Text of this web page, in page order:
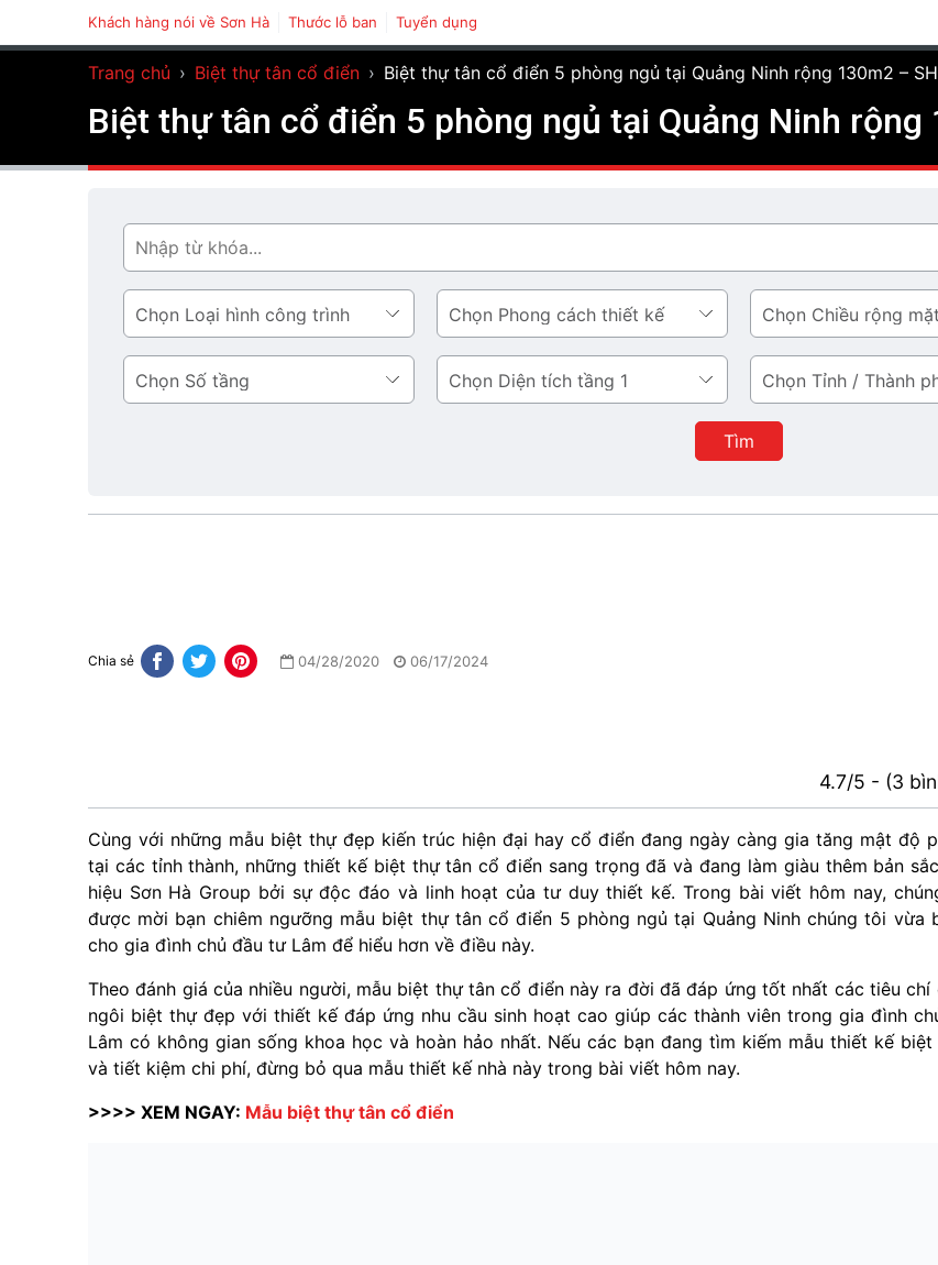
Khách hàng nói về Sơn Hà Thước lỗ ban Tuyển dụng
Trang chủ › Biệt thự tân cổ điển › Biệt thự tân cổ điển 5 phòng ngủ tại Quảng Ninh rộng 130m2 –
Biệt thự tân cổ điển 5 phòng ngủ tại Quảng Ninh rộng
Tìm
Loại
hình
công
trình
Phong
cách
thiết
kế
Chiều
rộng
mặt
tiền
Số
tầng
Diện
tích
Tỉnh
/
Thành
phố
Tìm
Chia sẻ 04/28/2020 06/17/2024
4.7/5 - (3
Cùng với những mẫu biệt thự đẹp kiến trúc hiện đại hay cổ điển đang ngày càng gia tăng mật độ
tại các tỉnh thành, những thiết kế biệt thự tân cổ điển sang trọng đã và đang làm giàu thêm bản
hiệu Sơn Hà Group bởi sự độc đáo và linh hoạt của tư duy thiết kế. Trong bài viết hôm nay,
được mời bạn chiêm ngưỡng mẫu biệt thự tân cổ điển 5 phòng ngủ tại Quảng Ninh chúng tôi vừa
cho gia đình chủ đầu tư Lâm để hiểu hơn về điều này.
Theo đánh giá của nhiều người, mẫu biệt thự tân cổ điển này ra đời đã đáp ứng tốt nhất các tiêu chí
ngôi biệt thự đẹp với thiết kế đáp ứng nhu cầu sinh hoạt cao giúp các thành viên trong gia đình
Lâm có không gian sống khoa học và hoàn hảo nhất. Nếu các bạn đang tìm kiếm mẫu thiết kế
và tiết kiệm chi phí, đừng bỏ qua mẫu thiết kế nhà này trong bài viết hôm nay.
>>>> XEM NGAY: Mẫu biệt thự tân cổ điển